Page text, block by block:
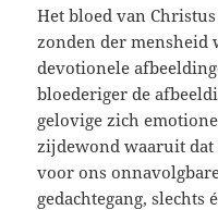
Het bloed van
zonden der mensheid
devotionele
bloederiger de
gelovige zich
zijdewond waaruit dat
voor ons
gedachtegang, slechts